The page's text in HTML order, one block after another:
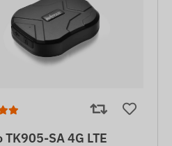
TK905-SA 4G LTE